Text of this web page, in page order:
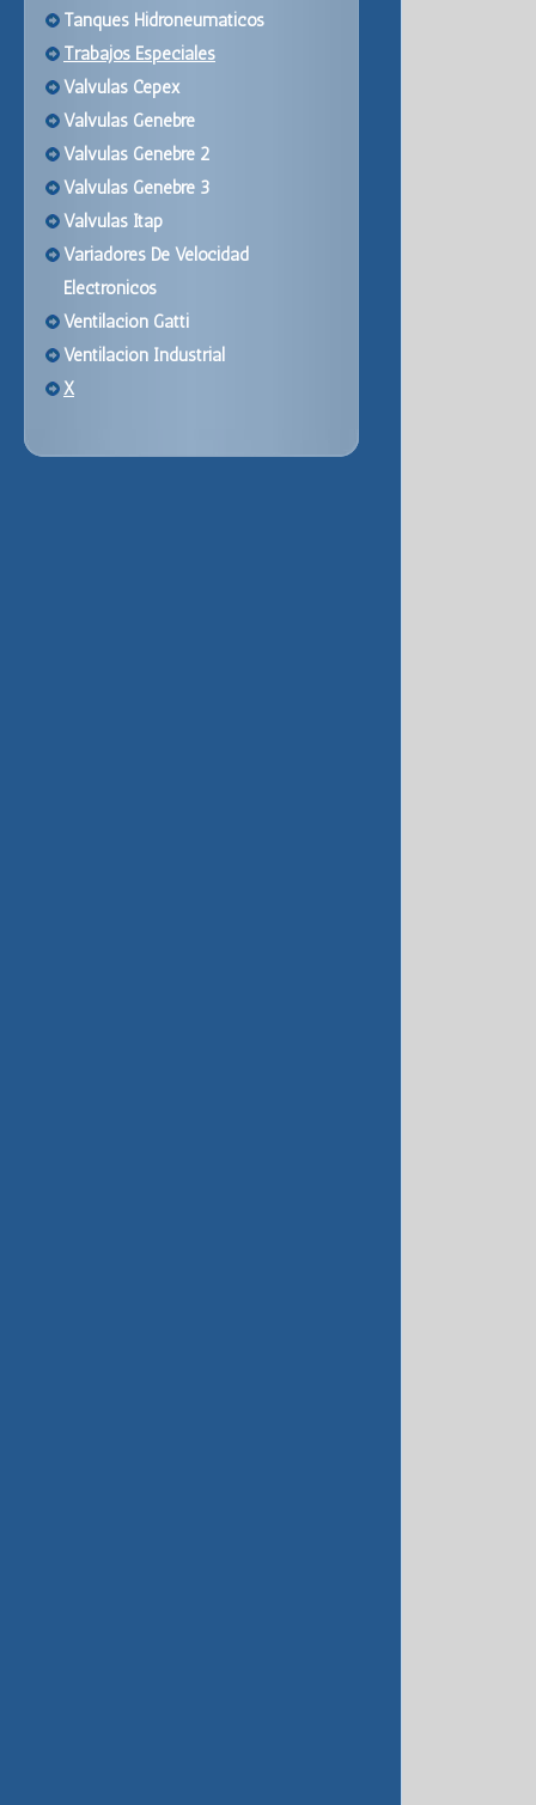
Tanques Hidroneumaticos
Trabajos Especiales
Valvulas Cepex
Valvulas Genebre
Valvulas Genebre 2
Valvulas Genebre 3
Valvulas Itap
Variadores De Velocidad
Electronicos
Ventilacion Gatti
Ventilacion Industrial
X